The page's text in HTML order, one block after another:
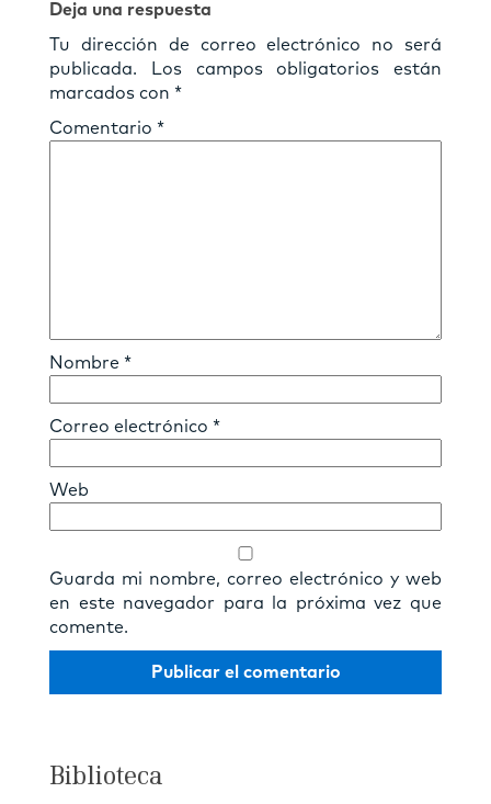
Deja una respuesta
Tu dirección de correo electrónico no será
publicada.
Los campos obligatorios están
marcados con *
Comentario *
Nombre *
Correo electrónico *
Web
Guarda mi nombre, correo electrónico y web
en este navegador para la próxima vez que
comente.
Biblioteca